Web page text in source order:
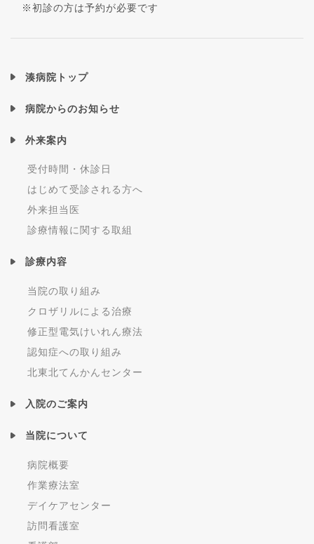
※初診の方は予約が必要です
湊病院トップ
病院からのお知らせ
外来案内
受付時間・休診日
はじめて受診される方へ
外来担当医
診療情報に関する取組
診療内容
当院の取り組み
クロザリルによる治療
修正型電気けいれん療法
認知症への取り組み
北東北てんかんセンター
入院のご案内
当院について
病院概要
作業療法室
デイケアセンター
訪問看護室